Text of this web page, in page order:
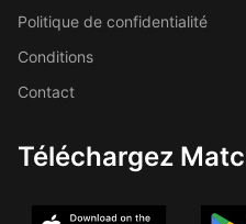
Politique de confidentialité
Conditions
Contact
Téléchargez